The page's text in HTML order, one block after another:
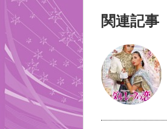
関連記事